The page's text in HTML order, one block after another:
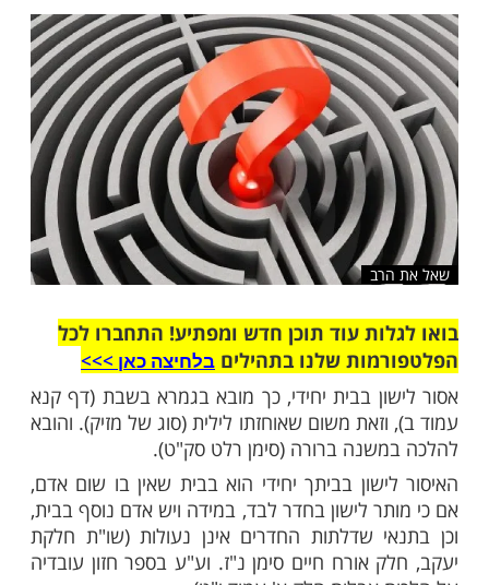
את הדלת כשאני ישנה לבד בחדר?
שלח לחבר
עוד תוכן חדש ומפתיע! התחברו לכל
שלנו בתהיליםבלחיצה כאן >>>​